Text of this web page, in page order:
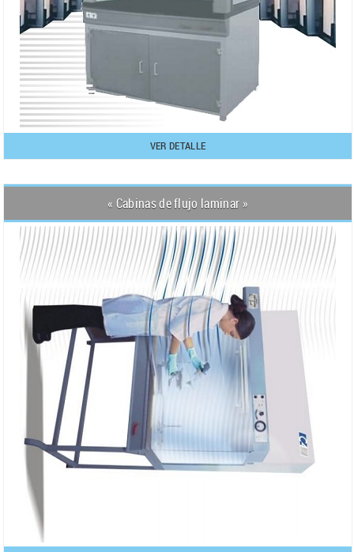
VER DETALLE
« Cabinas de flujo laminar »